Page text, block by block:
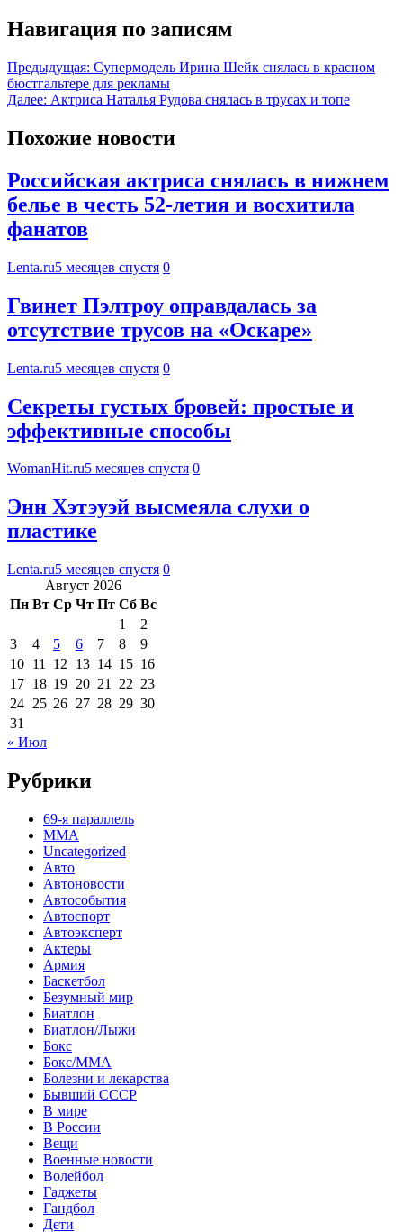
Навигация по записям
Предыдущая: Супермодель Ирина Шейк снялась в красном
бюстгальтере для рекламы
Далее: Актриса Наталья Рудова снялась в трусах и топе
Похожие новости
Российская актриса снялась в нижнем
белье в честь 52-летия и восхитила
фанатов
Lenta.ru5 месяцев спустя 0
Гвинет Пэлтроу оправдалась за
отсутствие трусов на «Оскаре»
Lenta.ru5 месяцев спустя 0
Секреты густых бровей: простые и
эффективные способы
WomanHit.ru5 месяцев спустя 0
Энн Хэтэуэй высмеяла слухи о
пластике
Lenta.ru5 месяцев спустя 0
Август 2026
Пн Вт Ср Чт Пт Сб Вс
1
2
3
4 5 6 7 8
9
10 11 12 13 14 15 16
17 18 19 20 21 22 23
24 25 26 27 28 29 30
31
« Июл
Рубрики
69-я параллель
MMA
Uncategorized
Авто
Автоновости
Автособытия
Автоспорт
Автоэксперт
Актеры
Армия
Баскетбол
Безумный мир
Биатлон
Биатлон/Лыжи
Бокс
Бокс/MMA
Болезни и лекарства
Бывший СССР
В мире
В России
Вещи
Военные новости
Волейбол
Гаджеты
Гандбол
Дети